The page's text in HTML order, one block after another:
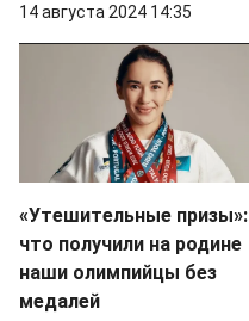
14 августа 2024 14:35
«Утешительные призы»:
что получили на родине
наши олимпийцы без
медалей